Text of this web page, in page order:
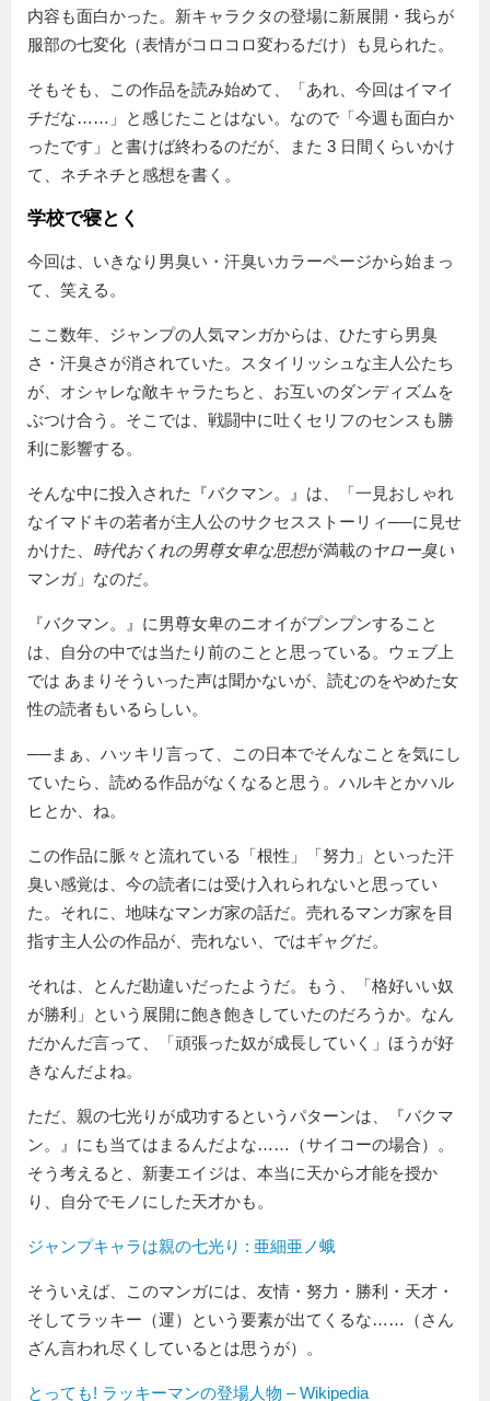
内容も面白かった。新キャラクタの登場に新展開・我らが
服部の七変化（表情がコロコロ変わるだけ）も見られた。
そもそも、この作品を読み始めて、「あれ、今回はイマイ
チだな……」と感じたことはない。なので「今週も面白か
ったです」と書けば終わるのだが、また 3 日間くらいかけ
て、ネチネチと感想を書く。
学校で寝とく
今回は、いきなり男臭い・汗臭いカラーページから始まっ
て、笑える。
ここ数年、ジャンプの人気マンガからは、ひたすら男臭
さ・汗臭さが消されていた。スタイリッシュな主人公たち
が、オシャレな敵キャラたちと、お互いのダンディズムを
ぶつけ合う。そこでは、戦闘中に吐くセリフのセンスも勝
利に影響する。
そんな中に投入された『バクマン。』は、「一見おしゃれ
なイマドキの若者が主人公のサクセスストーリィ──に見せ
かけた、 時代おくれの男尊女卑な思想が満載のヤロー臭い
マンガ」なのだ。
『バクマン。』に男尊女卑のニオイがプンプンすること
は、自分の中では当たり前のことと思っている。ウェブ上
では あまりそういった声は聞かないが、読むのをやめた女
性の読者もいるらしい。
──まぁ、ハッキリ言って、この日本でそんなことを気にし
ていたら、読める作品がなくなると思う。ハルキとかハル
ヒとか、ね。
この作品に脈々と流れている「根性」「努力」といった汗
臭い感覚は、今の読者には受け入れられないと思ってい
た。それに、地味なマンガ家の話だ。売れるマンガ家を目
指す主人公の作品が、売れない、ではギャグだ。
それは、とんだ勘違いだったようだ。もう、「格好いい奴
が勝利」という展開に飽き飽きしていたのだろうか。なん
だかんだ言って、「頑張った奴が成長していく」ほうが好
きなんだよね。
ただ、親の七光りが成功するというパターンは、『バクマ
ン。』にも当てはまるんだよな……（サイコーの場合）。
そう考えると、新妻エイジは、本当に天から才能を授か
り、自分でモノにした天才かも。
ジャンプキャラは親の七光り : 亜細亜ノ蛾
そういえば、このマンガには、友情・努力・勝利・天才・
そしてラッキー（運）という要素が出てくるな……（さん
ざん言われ尽くしているとは思うが）。
とっても! ラッキーマンの登場人物 – Wikipedia